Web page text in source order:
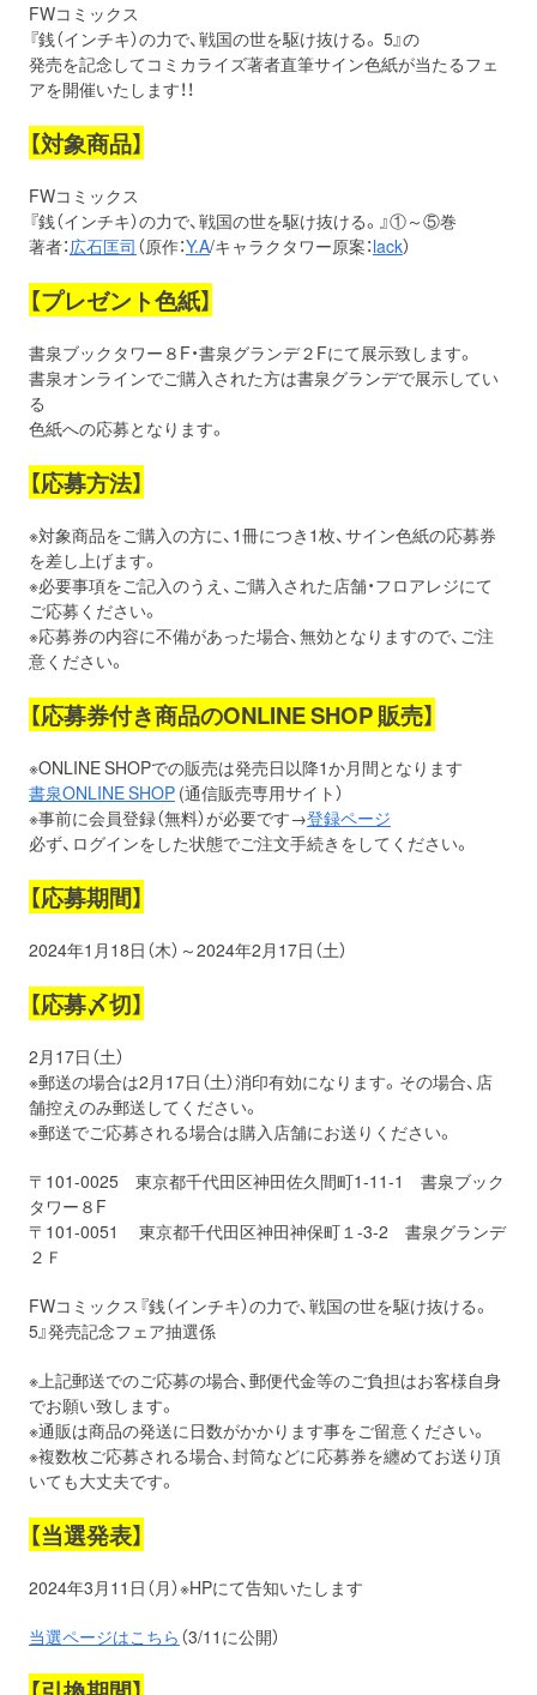
FWコミックス
『銭（インチキ）の力で、戦国の世を駆け抜ける。 5』の
発売を記念してコミカライズ著者直筆サイン色紙が当たるフェ
アを開催いたします！！
【対象商品】
FWコミックス
『銭（インチキ）の力で、戦国の世を駆け抜ける。』①～⑤巻
著者：広石匡司 （原作：Y.A/キャラクタワー原案：lack）
【プレゼント色紙】
書泉ブックタワー８F・書泉グランデ２Fにて展示致します。
書泉オンラインでご購入された方は書泉グランデで展示してい
る
色紙への応募となります。
【応募方法】
※対象商品をご購入の方に、1冊につき1枚、サイン色紙の応募券
を差し上げます。
※必要事項をご記入のうえ、ご購入された店舗・フロアレジにて
ご応募ください。
※応募券の内容に不備があった場合、無効となりますので、ご注
意ください。
【応募券付き商品のONLINE SHOP 販売】
※ONLINE SHOPでの販売は発売日以降1か月間となります
書泉ONLINE SHOP(通信販売専用サイト）
※事前に会員登録（無料）が必要です→登録ページ
必ず、ログインをした状態でご注文手続きをしてください。
【応募期間】
2024年1月18日（木）～2024年2月17日（土）
【応募〆切】
2月17日（土）
※郵送の場合は2月17日（土）消印有効になります。その場合、店
舗控えのみ郵送してください。
※郵送でご応募される場合は購入店舗にお送りください。
〒101-0025 東京都千代田区神田佐久間町1-11-1 書泉ブック
タワー８F
〒101-0051 東京都千代田区神田神保町１-3-2 書泉グランデ
２Ｆ
FWコミックス『銭（インチキ）の力で、戦国の世を駆け抜ける。
5』発売記念フェア抽選係
※上記郵送でのご応募の場合、郵便代金等のご負担はお客様自身
でお願い致します。
※通販は商品の発送に日数がかかります事をご留意ください。
※複数枚ご応募される場合、封筒などに応募券を纏めてお送り頂
いても大丈夫です。
【当選発表】
2024年3月11日（月）※HPにて告知いたします
当選ページはこちら （3/11に公開）